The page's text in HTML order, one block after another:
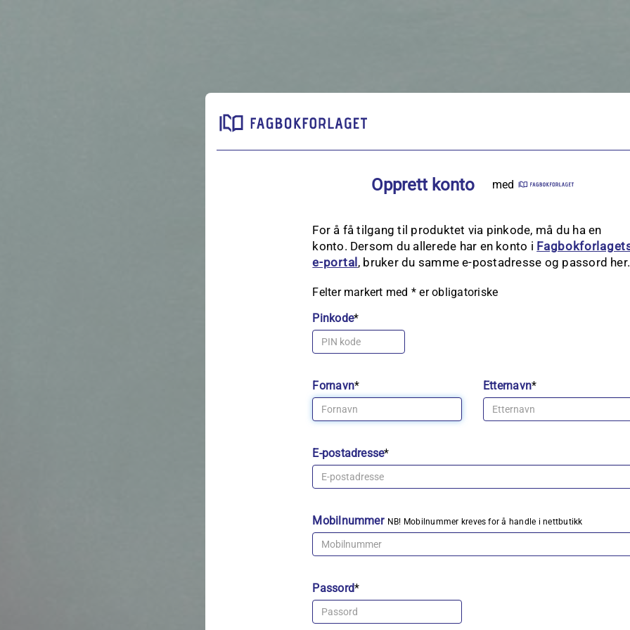
Opprett konto med
For å få tilgang til produktet via pinkode, må du ha en
konto. Dersom du allerede har en konto i
e‑portal, bruker du samme e-postadresse og passord her.
Felter markert med * er obligatoriske
Pinkode*
Fornavn* Etternavn*
E-postadresse*
Mobilnummer NB! Mobilnummer kreves for å handle i nettbutikk
Passord*